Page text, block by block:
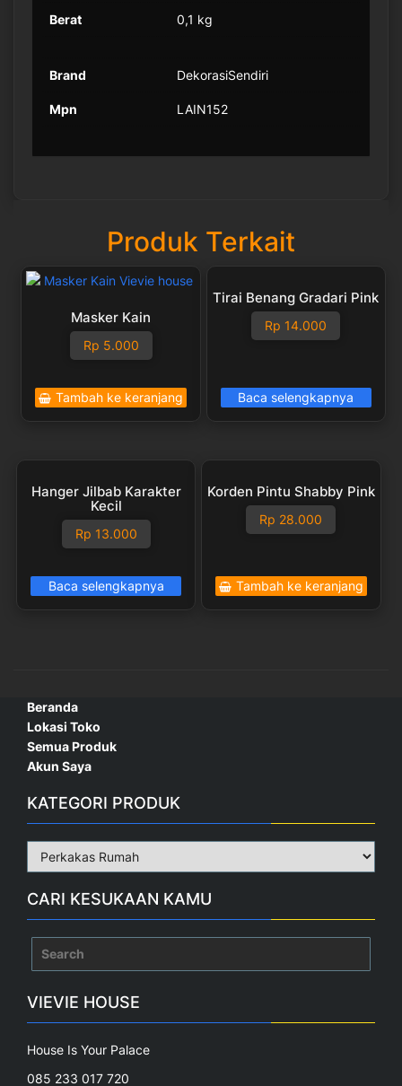
Berat 0,1 kg
Brand DekorasiSendiri
Mpn LAIN152
Produk Terkait
Masker Kain
Rp 5.000
Tambah ke keranjang
Tirai Benang Gradari Pink
Rp 14.000
Baca selengkapnya
Hanger Jilbab Karakter
Kecil
Rp 13.000
Baca selengkapnya
Korden Pintu Shabby Pink
Rp 28.000
Tambah ke keranjang
Beranda
Lokasi Toko
Semua Produk
Akun Saya
KATEGORI PRODUK
CARI KESUKAAN KAMU
VIEVIE HOUSE
House Is Your Palace
085 233 017 720